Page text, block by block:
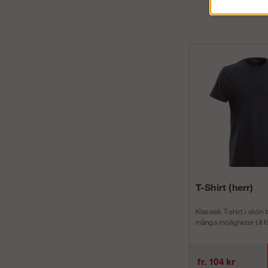
T-Shirt (herr)
Klassisk T-shirt i skön
många möjligheter till
fr. 104 kr